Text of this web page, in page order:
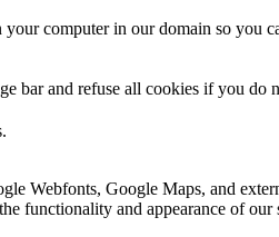
computer in our domain so you
bar and refuse all cookies if you
Webfonts, Google Maps, and
functionality and appearance of